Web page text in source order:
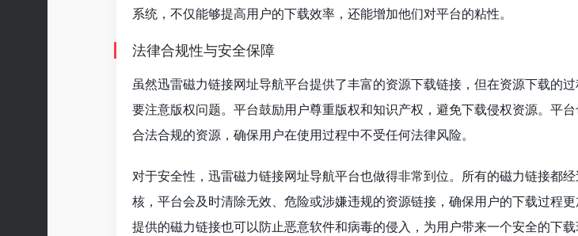
系统，不仅能够提高用户的下载效率，还能增加他们对平台的粘性。
法律合规性与安全保障
虽然迅雷磁力链接网址导航平台提供了丰富的资源下载链接，但在资源下载的
要注意版权问题。平台鼓励用户尊重版权和知识产权，避免下载侵权资源。平
合法合规的资源，确保用户在使用过程中不受任何法律风险。
对于安全性，迅雷磁力链接网址导航平台也做得非常到位。所有的磁力链接都
核，平台会及时清除无效、危险或涉嫌违规的资源链接，确保用户的下载过程
提供的磁力链接也可以防止恶意软件和病毒的侵入，为用户带来一个安全的下载